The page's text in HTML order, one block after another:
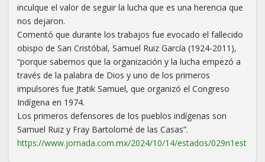
inculque el valor de seguir la lucha que es una herencia que
nos dejaron.
Comentó que durante los trabajos fue evocado el fallecido
obispo de San Cristóbal, Samuel Ruiz García (1924-2011),
“porque sabemos que la organización y la lucha empezó a
través de la palabra de Dios y uno de los primeros
impulsores fue Jtatik Samuel, que organizó el Congreso
Indígena en 1974.
Los primeros defensores de los pueblos indígenas son
Samuel Ruiz y Fray Bartolomé de las Casas”.
https://www.jornada.com.mx/2024/10/14/estados/029n1est